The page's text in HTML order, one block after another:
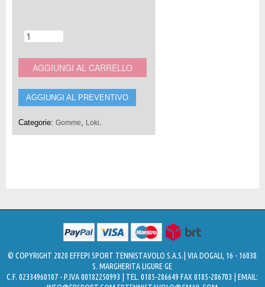
AGGIUNGI AL CARRELLO
AGGIUNGI AL PREVENTIVO
Categorie: Gomme Loki
© COPYRIGHT 2020 EFFEPI SPORT TENNISTAVOLO S.A.S.| VIA DOGALI, 16 - 16038
S. MARGHERITA LIGURE GE
C.F. 02334960107 - P.IVA 00182250993 | TEL. 0185-286649 FAX 0185-286703 | EMAIL: